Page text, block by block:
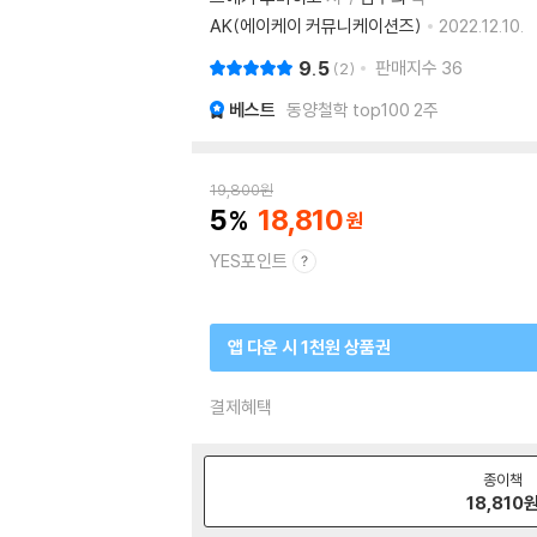
AK(에이케이 커뮤니케이션즈)
2022.12.10.
9.5 2 판매지수 36
베스트 동양철학 top100 2주
19,800원
5 18,810
YES포인트
앱 다운 시 1천원 상품권
결제혜택
종이책
18,810